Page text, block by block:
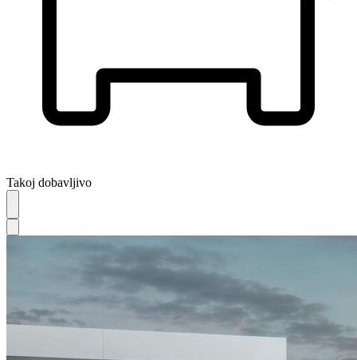
Takoj dobavljivo